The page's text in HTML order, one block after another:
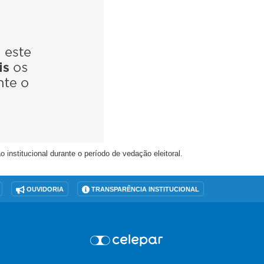
institucional durante o período de vedação eleitoral.
OUVIDORIA TRANSPARÊNCIA INSTITUCIONAL